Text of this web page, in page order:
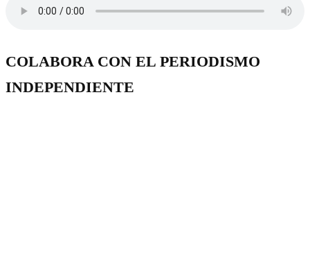
COLABORA CON EL PERIODISMO
INDEPENDIENTE